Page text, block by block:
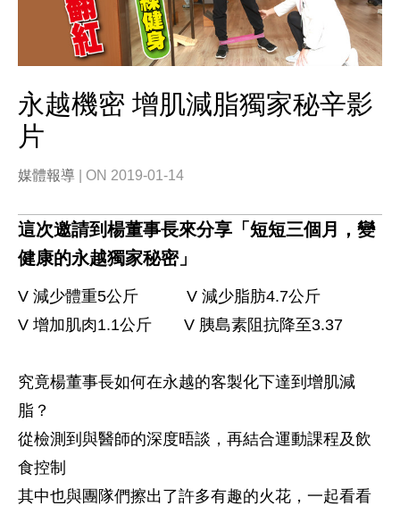
永越機密 增肌減脂獨家秘辛影
片
媒體報導 | ON 2019-01-14
這次邀請到楊董事長來分享「短短三個月，變
健康的永越獨家秘密」
V 減少體重5公斤 V 減少脂肪4.7公斤
V 增加肌肉1.1公斤 V 胰島素阻抗降至3.37
究竟楊董事長如何在永越的客製化下達到增肌減
脂？
從檢測到與醫師的深度晤談，再結合運動課程及飲
食控制
其中也與團隊們擦出了許多有趣的火花，一起看看